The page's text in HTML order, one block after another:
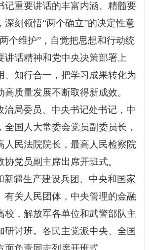
记重要讲话的丰富内涵、精髓要
深刻领悟“两个确立”的决定性意
个维护”，自觉把思想和行动统
讲话精神和党中央决策部署上
、知行合一，把学习成果转化为
高质量发展不断取得新成效。
治局委员、中央书记处书记，中
全国人大常委会党员副委员长，
人民法院院长，最高人民检察院
党员副主席出席开班式。
新疆生产建设兵团、中央和国家
有关人民团体，中央管理的金融
校，解放军各单位和武警部队主
研讨班。各民主党派中央、全国